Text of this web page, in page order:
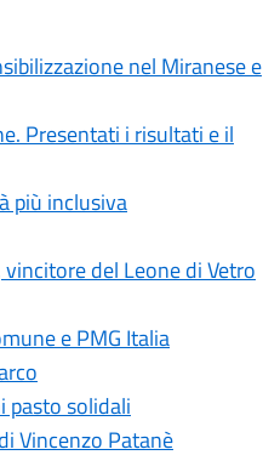
nel Miranese e
Presentati i risultati e il
più inclusiva
del Leone di Vetro
e PMG Italia
pasto solidali
Vincenzo Patanè